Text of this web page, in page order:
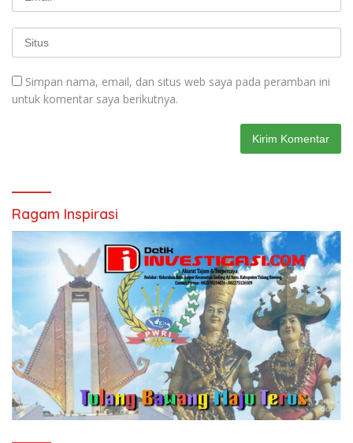
Simpan nama, email, dan situs web saya pada peramban ini
untuk komentar saya berikutnya.
Ragam Inspirasi